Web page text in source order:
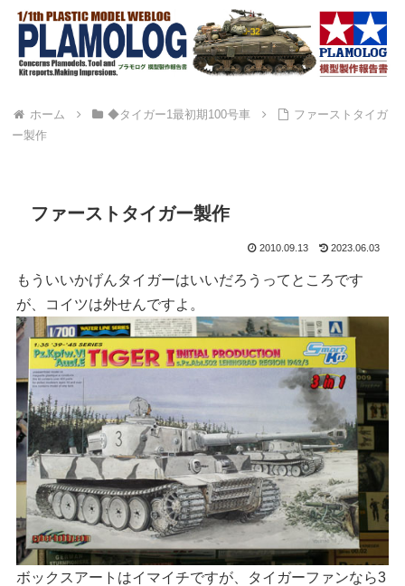
ホーム ◆タイガー1最初期100号車
ファーストタイガ
ー製作
ファーストタイガー製作
2010.09.13 2023.06.03
もういいかげんタイガーはいいだろうってところです
が、コイツは外せんですよ。
ボックスアートはイマイチですが、タイガーファンなら3